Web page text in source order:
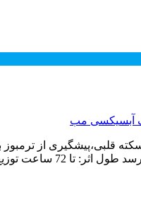
آبسیکسی مب